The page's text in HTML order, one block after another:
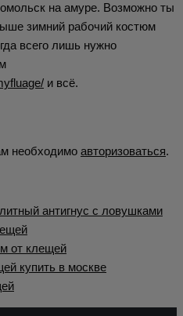
на амуре. Возможно ты
зимний рабочий костюм
всего лишь нужно
и всё.
необходимо авторизоваться.
антигнус с ловушками
от клещей
купить в москве